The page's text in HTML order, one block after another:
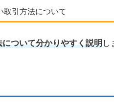
取引方法について
ついて分かりやすく説明し